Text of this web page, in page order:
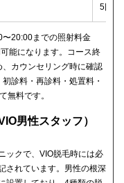
5回
20:00までの照射料金
能になります。コース終
カウンセリング時に確認
診料・再診料・処置料・
無料です。
男性スタッフ）
ックで、VIO脱毛時には必
されています。男性の根深